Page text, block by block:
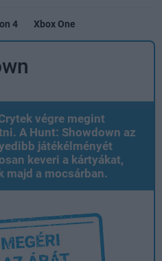
4 Xbox One
végre megint
A Hunt: Showdown az
játékélményét
keveri a kártyákat,
majd a mocsárban.